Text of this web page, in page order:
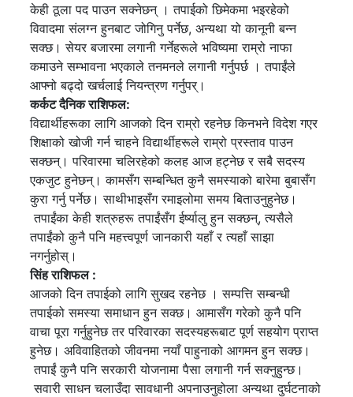
केही ठूला पद पाउन सक्नेछन् । तपाईको छिमेकमा भइरहेको
विवादमा संलग्न हुनबाट जोगिनु पर्नेछ, अन्यथा यो कानूनी बन्न
सक्छ। सेयर बजारमा लगानी गर्नेहरूले भविष्यमा राम्रो नाफा
कमाउने सम्भावना भएकाले तनमनले लगानी गर्नुपर्छ । तपाईंले
आफ्नो बढ्दो खर्चलाई नियन्त्रण गर्नुपर्।
कर्कट दैनिक राशिफल:
विद्यार्थीहरूका लागि आजको दिन राम्रो रहनेछ किनभने विदेश गएर
शिक्षाको खोजी गर्न चाहने विद्यार्थीहरूले राम्रो प्रस्ताव पाउन
सक्छन्। परिवारमा चलिरहेको कलह आज हट्नेछ र सबै सदस्य
एकजुट हुनेछन्। कामसँग सम्बन्धित कुनै समस्याको बारेमा बुबासँग
कुरा गर्नु पर्नेछ। साथीभाइसँग रमाइलोमा समय बिताउनुहुनेछ।
तपाईंका केही शत्रुहरू तपाईंसँग ईर्ष्यालु हुन सक्छन्, त्यसैले
तपाईंको कुनै पनि महत्त्वपूर्ण जानकारी यहाँ र त्यहाँ साझा
नगर्नुहोस्।
सिंह राशिफल :
आजको दिन तपाईको लागि सुखद रहनेछ । सम्पत्ति सम्बन्धी
तपाईको समस्या समाधान हुन सक्छ। आमासँग गरेको कुनै पनि
वाचा पूरा गर्नुहुनेछ तर परिवारका सदस्यहरूबाट पूर्ण सहयोग प्राप्त
हुनेछ। अविवाहितको जीवनमा नयाँ पाहुनाको आगमन हुन सक्छ।
तपाईं कुनै पनि सरकारी योजनामा ​​पैसा लगानी गर्न सक्नुहुन्छ।
सवारी साधन चलाउँदा सावधानी अपनाउनुहोला अन्यथा दुर्घटनाको